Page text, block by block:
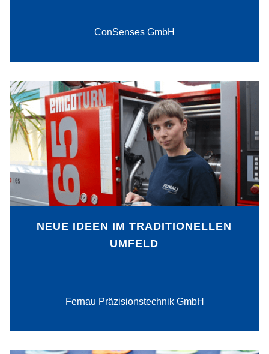
ConSenses GmbHPDF-Download
NEUE IDEEN IM TRADITIONELLEN
UMFELD
Fernau Präzisionstechnik GmbH
Die schrittweise Digitalisierung von
Arbeits- und Produktionsabläufen macht
die familiengeführte Fernau
Präzisionstechnik GmbH zu einem
zukunftsfähigen Unternehmen, das
seinen Kunden intelligente Lösungen im
Bereich der Zerspanungstechnik
anbietet.
PDF-Download